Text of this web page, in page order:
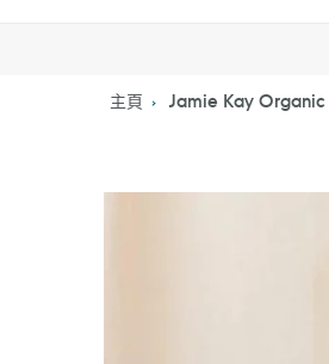
主頁 Jamie Kay